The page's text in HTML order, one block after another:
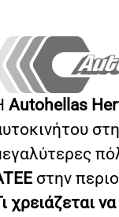
Autohellas
στην
χρειάζεται